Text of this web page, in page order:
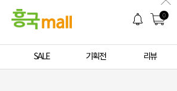
0
SALE 기획전 리뷰